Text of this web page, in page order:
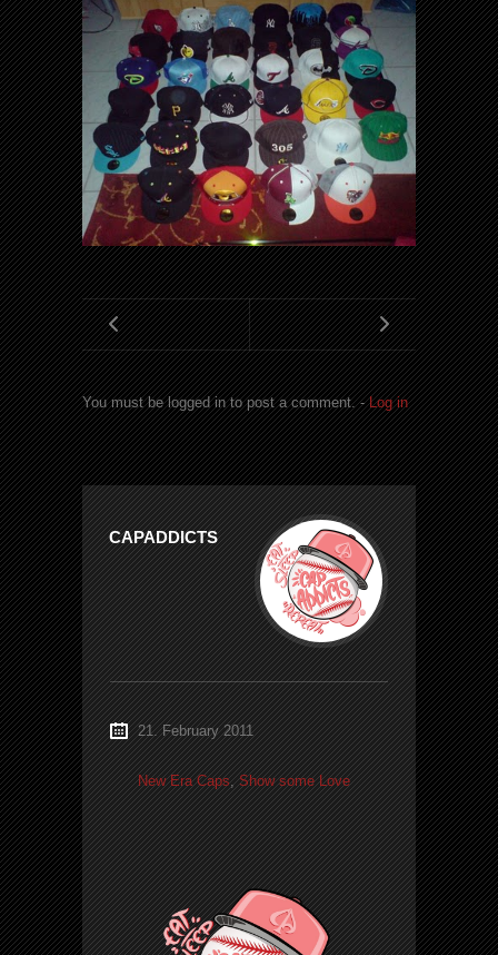
You must be logged in to post a comment. -Log in
CAPADDICTS
21. February 2011
New Era Caps,Show some Love